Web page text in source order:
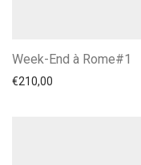
Week-End à Rome#1
€210,00